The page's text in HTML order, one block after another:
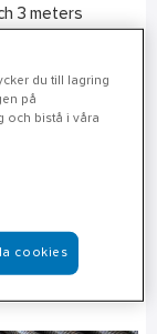
3 meters
eller
i
Du hittar även
du till lagring
på
och bistå i våra
cookies